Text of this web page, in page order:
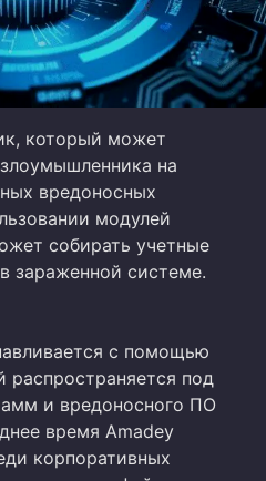
который может
на
вредоносных
модулей
собирать учетные
зараженной системе.
с помощью
распространяется под
и вредоносного ПО
время Amadey
корпоративных